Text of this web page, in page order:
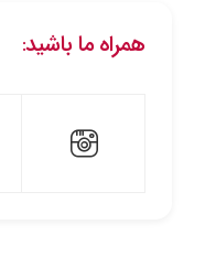
همراه ما باشید: